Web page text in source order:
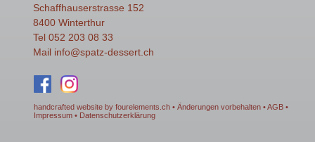
Schaffhauserstrasse 152
8400 Winterthur
Tel 052 203 08 33
Mail info@spatz-dessert.ch
handcrafted website by fourelements.ch • Änderungen vorbehalten •AGB •
Impressum • Datenschutzerklärung